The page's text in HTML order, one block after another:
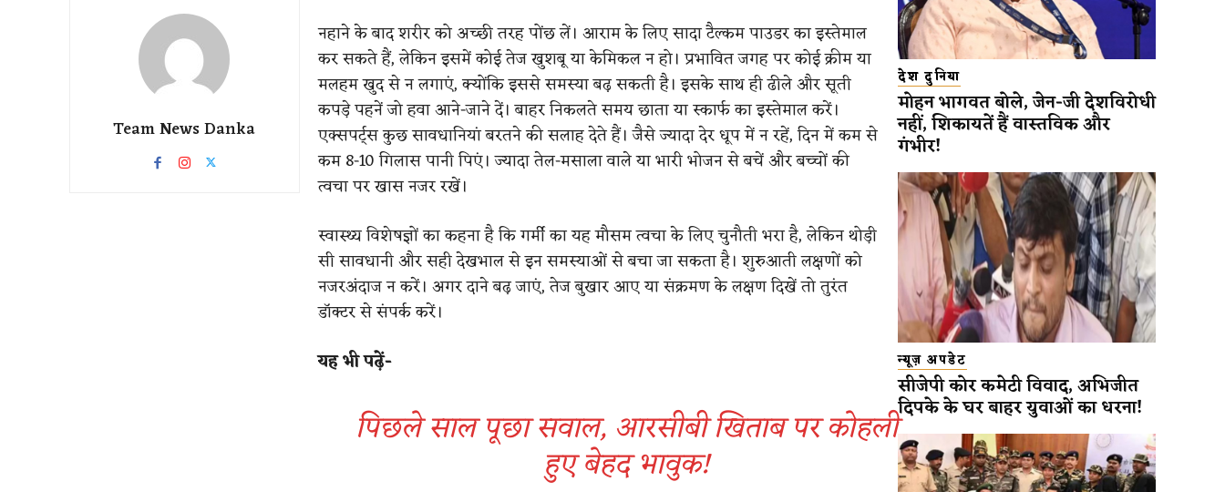
Team News Danka
नहाने के बाद शरीर को अच्छी तरह पोंछ लें। आराम के लिए सादा टैल्कम पाउडर का इस्तेमाल
कर सकते हैं, लेकिन इसमें कोई तेज खुशबू या केमिकल न हो। प्रभावित जगह पर कोई क्रीम या
मलहम खुद से न लगाएं, क्योंकि इससे समस्या बढ़ सकती है। इसके साथ ही ढीले और सूती
कपड़े पहनें जो हवा आने-जाने दें। बाहर निकलते समय छाता या स्कार्फ का इस्तेमाल करें।
एक्सपर्ट्स कुछ सावधानियां बरतने की सलाह देते हैं। जैसे ज्यादा देर धूप में न रहें, दिन में कम से
कम 8-10 गिलास पानी पिएं। ज्यादा तेल-मसाला वाले या भारी भोजन से बचें और बच्चों की
त्वचा पर खास नजर रखें।
स्वास्थ्य विशेषज्ञों का कहना है कि गर्मी का यह मौसम त्वचा के लिए चुनौती भरा है, लेकिन थोड़ी
सी सावधानी और सही देखभाल से इन समस्याओं से बचा जा सकता है। शुरुआती लक्षणों को
नजरअंदाज न करें। अगर दाने बढ़ जाएं, तेज बुखार आए या संक्रमण के लक्षण दिखें तो तुरंत
डॉक्टर से संपर्क करें।
यह भी पढ़ें-
पिछले साल पूछा सवाल, आरसीबी खिताब पर कोहली
हुए बेहद भावुक!
देश दुनिया
मोहन भागवत बोले, जेन-जी देशविरोधी
नहीं, शिकायतें हैं वास्तविक और
गंभीर!
न्यूज़ अपडेट
सीजेपी कोर कमेटी विवाद, अभिजीत
दिपके के घर बाहर युवाओं का धरना!